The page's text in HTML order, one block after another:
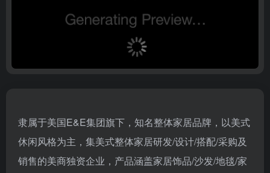
隶属于美国E&E集团旗下，知名整体家居品牌，以美式
休闲风格为主，集美式整体家居研发/设计/搭配/采购及
销售的美商独资企业，产品涵盖家居饰品/沙发/地毯/家